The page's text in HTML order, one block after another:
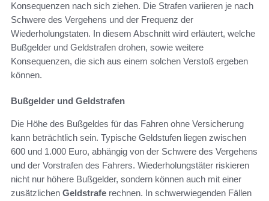
Konsequenzen nach sich ziehen. Die Strafen variieren je nach
Schwere des Vergehens und der Frequenz der
Wiederholungstaten. In diesem Abschnitt wird erläutert, welche
Bußgelder und Geldstrafen drohen, sowie weitere
Konsequenzen, die sich aus einem solchen Verstoß ergeben
können.
Bußgelder und Geldstrafen
Die Höhe des Bußgeldes für das Fahren ohne Versicherung
kann beträchtlich sein. Typische Geldstufen liegen zwischen
600 und 1.000 Euro, abhängig von der Schwere des Vergehens
und der Vorstrafen des Fahrers. Wiederholungstäter riskieren
nicht nur höhere Bußgelder, sondern können auch mit einer
zusätzlichen Geldstrafe rechnen. In schwerwiegenden Fällen